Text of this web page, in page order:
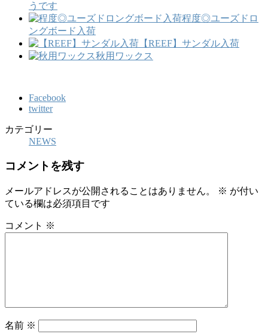
うです
程度◎ユーズドロ
ングボード入荷
【REEF】サンダル入荷
秋用ワックス
Facebook
twitter
カテゴリー
NEWS
コメントを残す
メールアドレスが公開されることはありません。 ※ が付い
ている欄は必須項目です
コメント ※
名前 ※